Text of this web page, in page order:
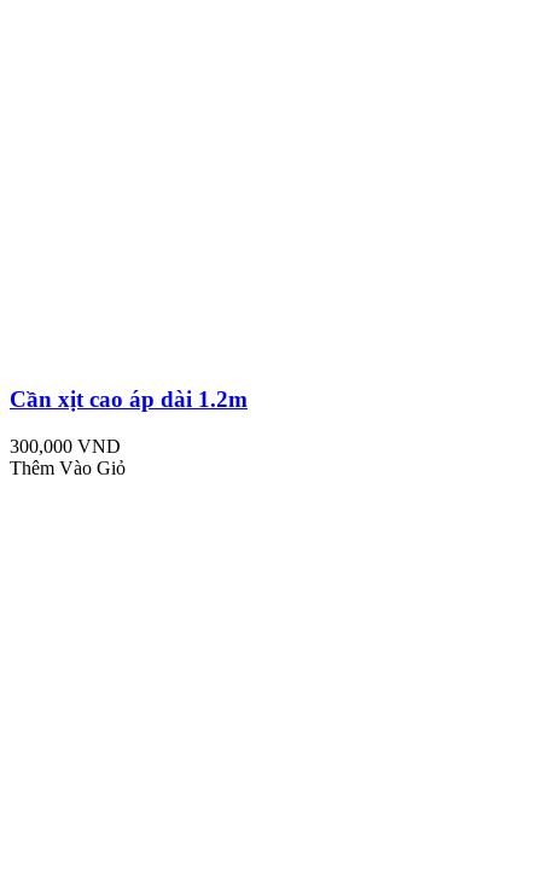
Cần xịt cao áp dài 1.2m
300,000 VND
Thêm Vào Giỏ